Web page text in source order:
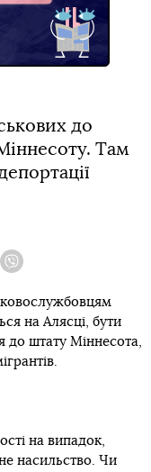
до
Там
на Алясці, бути
штату Міннесота,
на випадок,
насильство. Чи